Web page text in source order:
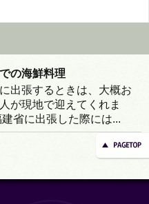
の海鮮料理
出張するときは、大概お
が現地で迎えてくれま
省に出張した際には...